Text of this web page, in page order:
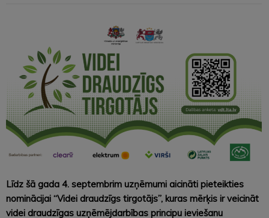
Līdz šā gada 4. septembrim uzņēmumi aicināti pieteikties
nominācijai “Videi draudzīgs tirgotājs”, kuras mērķis ir veicināt
videi draudzīgas uzņēmējdarbības principu ieviešanu